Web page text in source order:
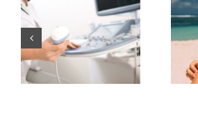
Oparzenia słoneczne